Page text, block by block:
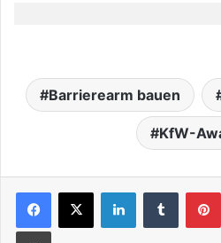
Barrierearm bauen
KfW-